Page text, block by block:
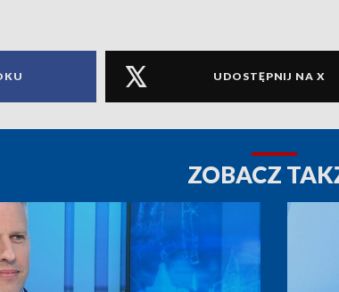
UDOSTĘPNIJ NA X
ZOBACZ